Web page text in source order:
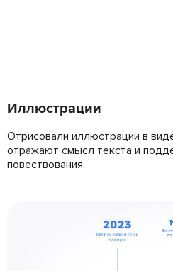
Иллюстрации
Отрисовали иллюстрации в
отражают смысл текста и
повествования.